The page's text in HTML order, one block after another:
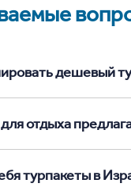
дешевый
отдыха
турпакеты в